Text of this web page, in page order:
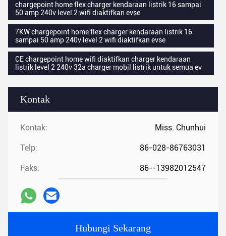
Kontak
Kontak: Miss. Chunhui
Telp: 86-028-86763031
Faks: 86--13982012547
Hubungi Sekarang
chargepoint home flex charger kendaraan listrik 16 sampai
50 amp 240v level 2 wifi diaktifkan evse
7KW chargepoint home flex charger kendaraan listrik 16
sampai 50 amp 240v level 2 wifi diaktifkan evse
CE chargepoint home wifi diaktifkan charger kendaraan
listrik level 2 240v 32a charger mobil listrik untuk semua ev